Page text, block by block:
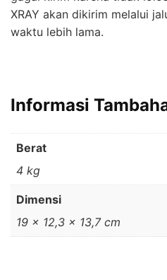
XRAY akan dikirim melalui
waktu lebih lama.
Informasi
Berat
4 kg
Dimensi
19 × 12,3 × 13,7 cm